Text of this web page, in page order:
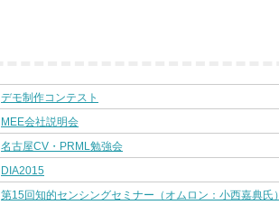
デモ制作コンテスト
MEE会社説明会
名古屋CV・PRML勉強会
DIA2015
第15回知的センシングセミナー（オムロン：小西嘉典氏）